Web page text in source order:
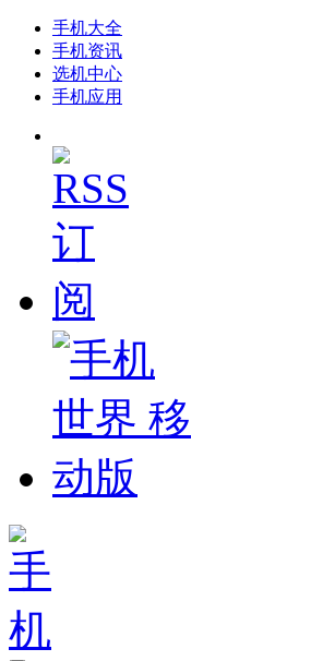
手机大全
手机资讯
选机中心
手机应用